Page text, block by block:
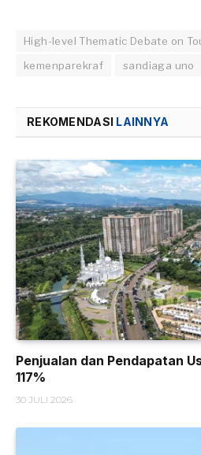
High-level Thematic Debate on
kemenparekraf
sandiaga uno
REKOMENDASI LAINNYA
Penjualan dan Pendapatan
117%
30 JULI 2026